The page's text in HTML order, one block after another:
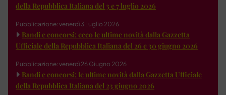
della Repubblica Italiana del 3 e 7 luglio 2026
Pubblicazione: venerdì 3 Luglio 2026
Bandi e concorsi: ecco le ultime novità dalla Gazzetta
Ufficiale della Repubblica Italiana del 26 e 30 giugno 2026
Pubblicazione: venerdì 26 Giugno 2026
Bandi e concorsi: le ultime novità dalla Gazzetta Ufficiale
della Repubblica Italiana del 23 giugno 2026